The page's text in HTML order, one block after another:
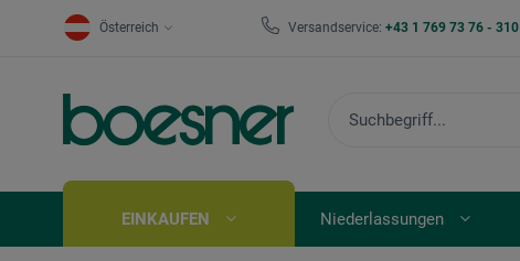
Österreich Versandservice: +43 1 769 73 76 - 310
EINKAUFEN Niederlassungen